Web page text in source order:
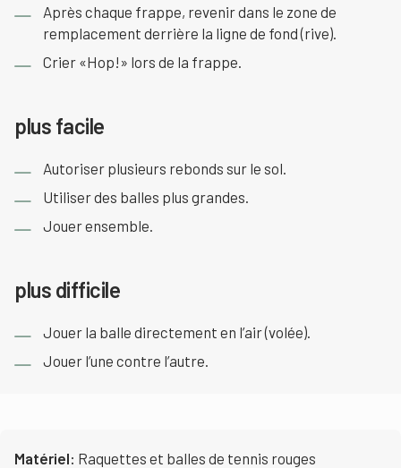
Après chaque frappe, revenir dans le zone de
remplacement derrière la ligne de fond (rive).
Crier «Hop!» lors de la frappe.
plus facile
Autoriser plusieurs rebonds sur le sol.
Utiliser des balles plus grandes.
Jouer ensemble.
plus difficile
Jouer la balle directement en l’air (volée).
Jouer l’une contre l’autre.
Matériel: Raquettes et balles de tennis rouges